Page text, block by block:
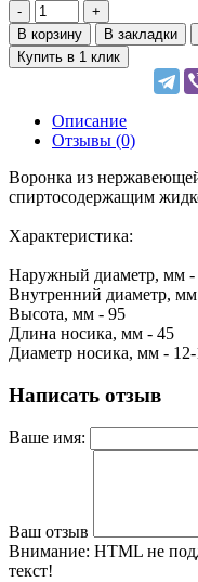
В корзину В закладки
Купить в 1 клик
Описание
Отзывы (0)
Воронка из
спиртосодержащим
Характеристика:
Наружный диаметр, мм -
Внутренний диаметр,
Высота, мм - 95
Длина носика, мм - 45
Диаметр носика, мм -
Написать отзыв
Ваше имя:
Ваш отзыв
Внимание: HTML не
текст!